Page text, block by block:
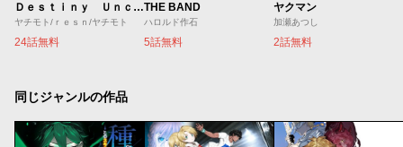
Ｄｅｓｔｉｎｙ Ｕｎｃｈａｉｎ Ｏｎｌｉｎｅ 吸血鬼少女となって、やがて『赤の魔王』と呼ばれるようになりました
ヤチモト/ｒｅｓｎ/ヤチモト
24話無料
THE BAND
ハロルド作石
5話無料
ヤクマン
加瀬あつし
2話無料
同じジャンルの作品